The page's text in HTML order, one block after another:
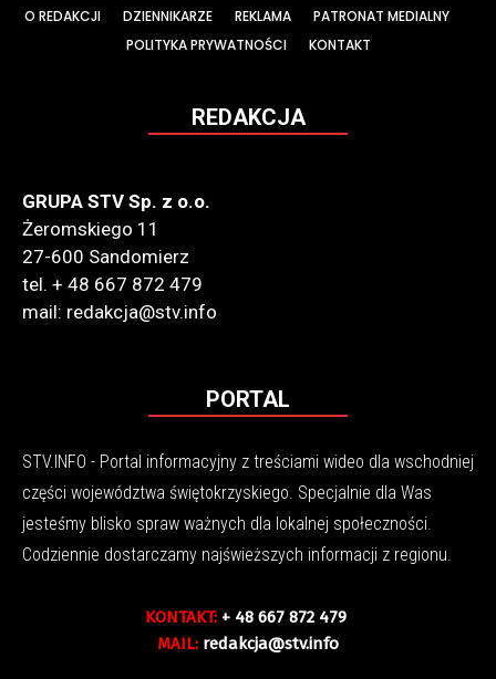
O REDAKCJI DZIENNIKARZE REKLAMA
PATRONAT MEDIALNY
POLITYKA PRYWATNOŚCI
KONTAKT
REDAKCJA
GRUPA STV Sp. z o.o.
Żeromskiego 11
27-600 Sandomierz
tel. + 48 667 872 479
mail: redakcja@stv.info
PORTAL
STV.INFO - Portal informacyjny z treściami wideo dla wschodniej
części województwa świętokrzyskiego. Specjalnie dla Was
jesteśmy blisko spraw ważnych dla lokalnej społeczności.
Codziennie dostarczamy najświeższych informacji z regionu.
KONTAKT: + 48 667 872 479
MAIL: redakcja@stv.info